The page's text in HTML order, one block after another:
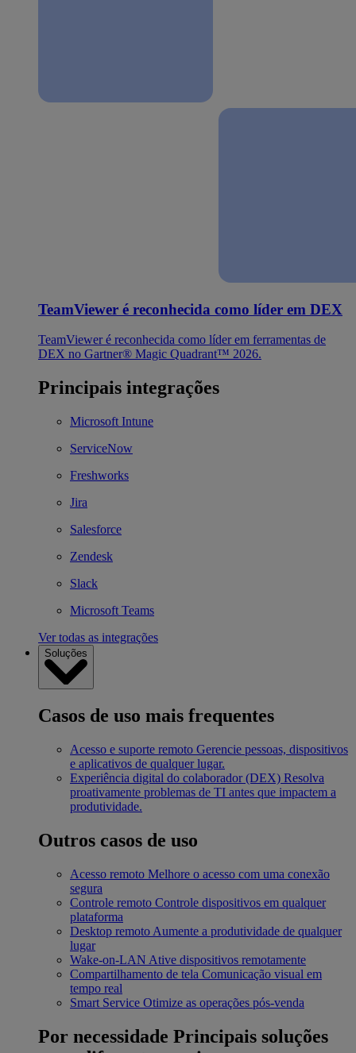
TeamViewer é reconhecida como líder em DEX
TeamViewer é reconhecida como líder em ferramentas de
DEX no Gartner® Magic Quadrant™ 2026.
Principais integrações
Microsoft Intune
ServiceNow
Freshworks
Jira
Salesforce
Zendesk
Slack
Microsoft Teams
Ver todas as integrações
Soluções
Casos de uso mais frequentes
Acesso e suporte remoto Gerencie pessoas, dispositivos
e aplicativos de qualquer lugar.
Experiência digital do colaborador (DEX) Resolva
proativamente problemas de TI antes que impactem a
produtividade.
Outros casos de uso
Acesso remoto Melhore o acesso com uma conexão
segura
Controle remoto Controle dispositivos em qualquer
plataforma
Desktop remoto Aumente a produtividade de qualquer
lugar
Wake-on-LAN Ative dispositivos remotamente
Compartilhamento de tela Comunicação visual em
tempo real
Smart Service Otimize as operações pós-venda
Por necessidade Principais soluções